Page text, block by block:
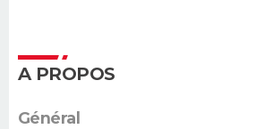
A PROPOS
Général